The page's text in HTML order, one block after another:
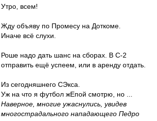
Утро, всем!
Жду объяву по Промесу на Доткоме.
Иначе всё слухи.
Роше надо дать шанс на сборах. В С-2
отправить ещё успеем, или в аренду отдать.
Из сегодняшнего СЭкса.
Уж на что я футбол жЕпой смотрю, но ...
Наверное, многие ужаснулись, увидев
многострадального нападающего Педро